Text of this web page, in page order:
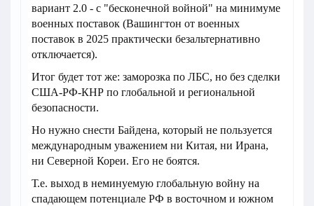
вариант 2.0 - с "бесконечной войной" на минимуме
военных поставок (Вашингтон от военных
поставок в 2025 практически безальтернативно
отключается).
Итог будет тот же: заморозка по ЛБС, но без сделки
США-РФ-КНР по глобальной и региональной
безопасности.
Но нужно снести Байдена, который не пользуется
международным уважением ни Китая, ни Ирана,
ни Северной Кореи. Его не боятся.
Т.е. выход в неминуемую глобальную войну на
спадающем потенциале РФ в восточном и южном